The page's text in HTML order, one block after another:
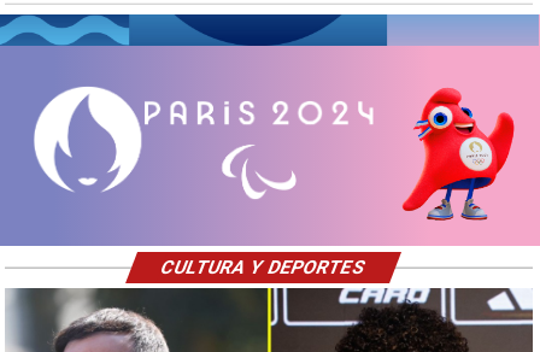
CULTURA Y DEPORTES